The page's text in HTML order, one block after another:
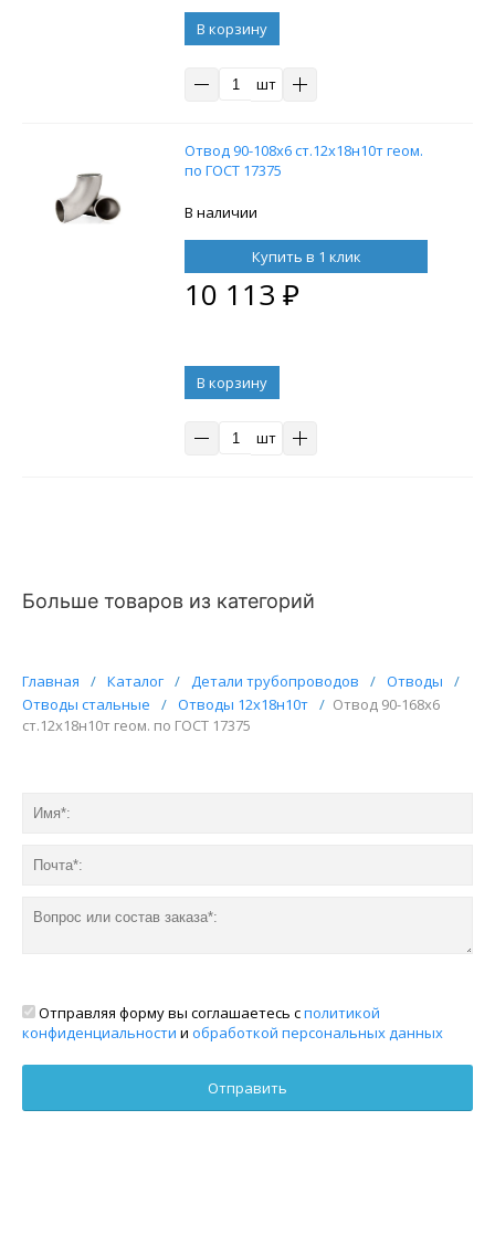
В корзину
шт
Отвод 90-108х6 ст.12х18н10т геом.
по ГОСТ 17375
В наличии
Купить в 1 клик
10 113 ₽
В корзину
шт
Больше товаров из категорий
Главная / Каталог / Детали трубопроводов / Отводы
/
Отводы стальные
/ Отводы 12х18н10т / Отвод 90-168х6
ст.12х18н10т геом. по ГОСТ 17375
Отправляя форму вы соглашаетесь сполитикой
конфиденциальности и обработкой персональных данных